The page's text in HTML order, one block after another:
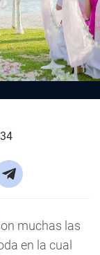
muchas las
en la cual